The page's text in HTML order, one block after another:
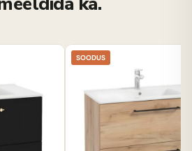
SOODUS